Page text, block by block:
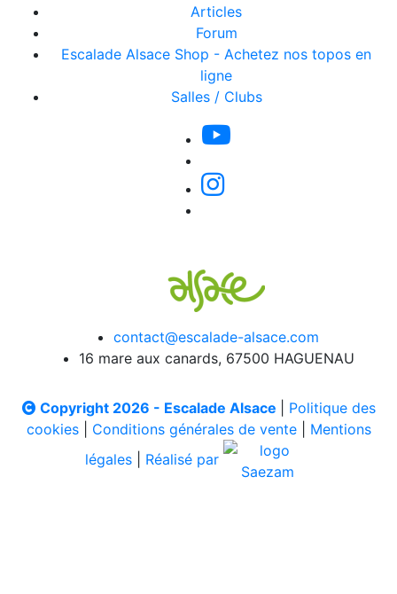
Articles
Forum
Escalade Alsace Shop - Achetez nos topos en
ligne
Salles / Clubs
contact@escalade-alsace.com
16 mare aux canards, 67500 HAGUENAU
Copyright 2026 - Escalade Alsace
Politique des
cookies| Conditions générales de vente| Mentions
légales
Réalisé par